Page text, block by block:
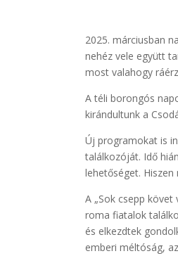
2025. márciusban
nehéz vele együtt
most valahogy
A téli borongós
kirándultunk a
Új programokat is
találkozóját. Idő
lehetőséget.
A „Sok csepp
roma fiatalok
és elkezdtek
emberi méltóság,